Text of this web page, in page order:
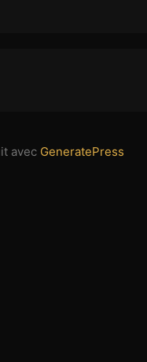
avec GeneratePress